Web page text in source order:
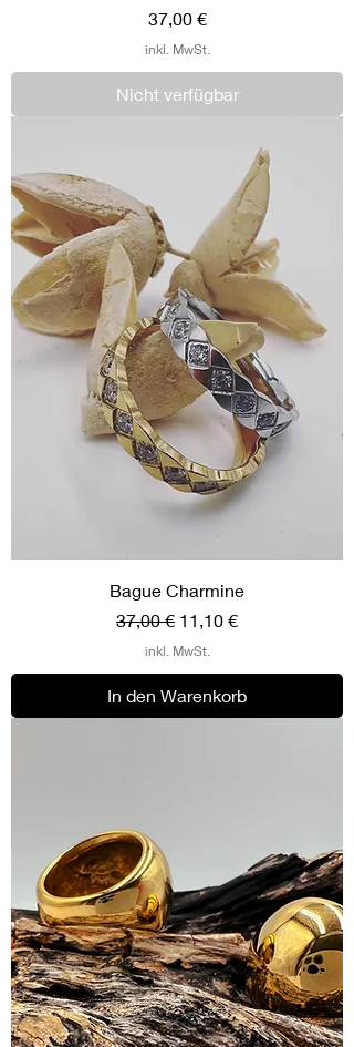
Preis
37,00 €
inkl. MwSt.
Nicht verfügbar
Bague Charmine
Standardpreis
37,00 € Sale-Preis
11,10 €
inkl. MwSt.
In den Warenkorb